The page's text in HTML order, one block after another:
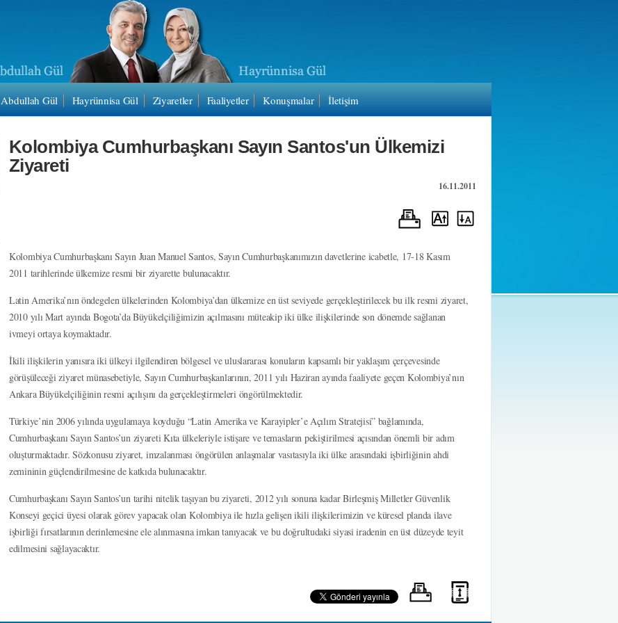
Abdullah Gül Hayrünnisa Gül Ziyaretler Faaliyetler Konuşmalar İletişim
Kolombiya Cumhurbaşkanı Sayın Santos'un Ülkemizi
Ziyareti
16.11.2011
Kolombiya Cumhurbaşkanı Sayın Juan Manuel Santos, Sayın Cumhurbaşkanımızın davetlerine icabetle, 17-18 Kasım
2011 tarihlerinde ülkemize resmi bir ziyarette bulunacaktır.
Latin Amerika’nın öndegelen ülkelerinden Kolombiya’dan ülkemize en üst seviyede gerçekleştirilecek bu ilk resmi ziyaret,
2010 yılı Mart ayında Bogota’da Büyükelçiliğimizin açılmasını müteakip iki ülke ilişkilerinde son dönemde sağlanan
ivmeyi ortaya koymaktadır.
İkili ilişkilerin yanısıra iki ülkeyi ilgilendiren bölgesel ve uluslararası konuların kapsamlı bir yaklaşım çerçevesinde
görüşüleceği ziyaret münasebetiyle, Sayın Cumhurbaşkanlarının, 2011 yılı Haziran ayında faaliyete geçen Kolombiya’nın
Ankara Büyükelçiliğinin resmi açılışını da gerçekleştirmeleri öngörülmektedir.
Türkiye’nin 2006 yılında uygulamaya koyduğu “Latin Amerika ve Karayipler’e Açılım Stratejisi” bağlamında,
Cumhurbaşkanı Sayın Santos’un ziyareti Kıta ülkeleriyle istişare ve temasların pekiştirilmesi açısından önemli bir adım
oluşturmaktadır. Sözkonusu ziyaret, imzalanması öngörülen anlaşmalar vasıtasıyla iki ülke arasındaki işbirliğinin ahdi
zemininin güçlendirilmesine de katkıda bulunacaktır.
Cumhurbaşkanı Sayın Santos’un tarihi nitelik taşıyan bu ziyareti, 2012 yılı sonuna kadar Birleşmiş Milletler Güvenlik
Konseyi geçici üyesi olarak görev yapacak olan Kolombiya ile hızla gelişen ikili ilişkilerimizin ve küresel planda ilave
işbirliği fırsatlarının derinlemesine ele alınmasına imkan tanıyacak ve bu doğrultudaki siyasi iradenin en üst düzeyde teyit
edilmesini sağlayacaktır.